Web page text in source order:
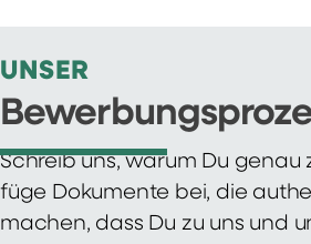
UNSER
Schreib uns, warum Du genau
füge Dokumente bei, die
machen, dass Du zu uns und